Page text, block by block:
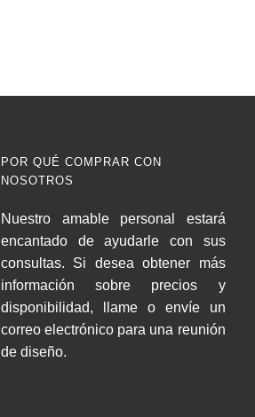
POR QUÉ COMPRAR CON
NOSOTROS
Nuestro amable personal estará
encantado de ayudarle con sus
consultas. Si desea obtener más
información sobre precios y
disponibilidad, llame o envíe un
correo electrónico para una reunión
de diseño.